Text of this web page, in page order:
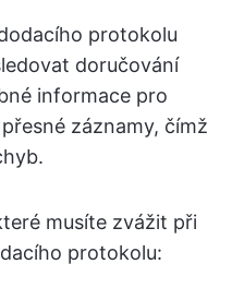
protokolu
doručování
informace pro
záznamy, čímž
musíte zvážit při
protokolu: